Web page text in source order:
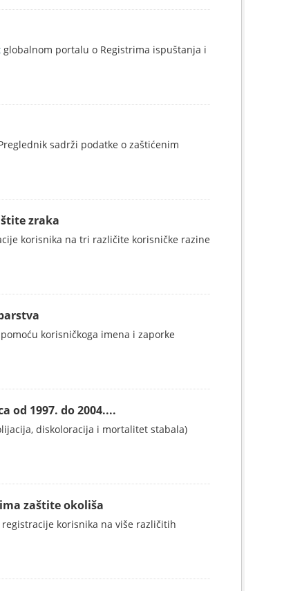
globalnom portalu o Registrima ispuštanja i
sadrži podatke o zaštićenim
zraka
korisnika na tri različite korisničke razine
korisničkoga imena i zaporke
od 1997. do 2004....
diskoloracija i mortalitet stabala)
zaštite okoliša
korisnika na više različitih